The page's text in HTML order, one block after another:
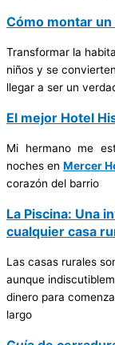
Cómo montar
Transformar la
niños y se
llegar a ser un
El mejor Hotel
Mi hermano me
noches enMercer
corazón del barrio
La Piscina: Una
cualquier casa
Las casas rurales
aunque
dinero para
largo